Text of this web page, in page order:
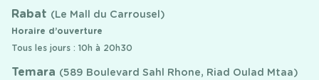
Rabat (Le Mall du Carrousel)
Horaire d’ouverture
Tous les jours : 10h à 20h30
Temara (589 Boulevard Sahl Rhone, Riad Oulad Mtaa)